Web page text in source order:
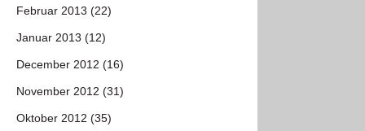
Februar 2013 (22)
Januar 2013 (12)
December 2012 (16)
November 2012 (31)
Oktober 2012 (35)